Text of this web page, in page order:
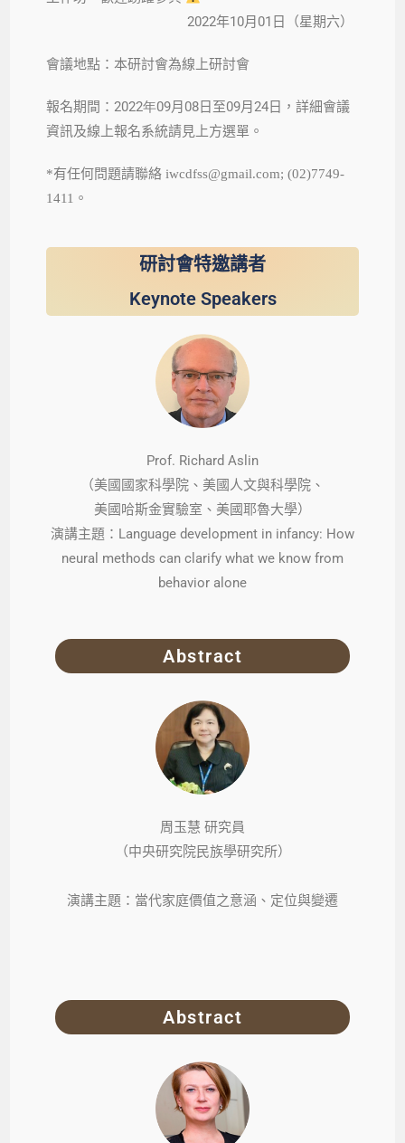
2022年10月01 日（星期六）
會議地點：本研討會為線上研討會
報名期間：2022年09月 08日至09月24日 ，詳細會議
資訊及線上報名系統請見上方選單。
*有任何問題請聯絡 iwcdfss@gmail.com; (02)7749-
1411。
研討會特邀講者
Keynote Speakers
Prof. Richard Aslin
（美國國家科學院、美國人文與科學院、
美國哈斯金實驗室、美國耶魯大學）
演講主題：Language development in infancy: How
neural methods can clarify what we know from
behavior alone
Abstract
周玉慧 研究員
（中央研究院民族學研究所）
演講主題：當代家庭價值之意涵、定位與變遷
Abstract